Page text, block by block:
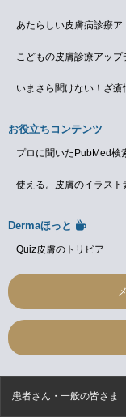
あたらしい皮膚病診療ア
こどもの皮膚診療アップ
いまさら聞けない！ざ瘡
お役立ちコンテンツ
プロに聞いたPubMed検
使える。皮膚のイラスト
Dermaほっと
Quiz皮膚のトリビア
患者さん・一般の皆さま